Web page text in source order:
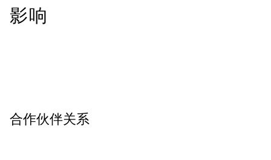
影响
合作伙伴关系